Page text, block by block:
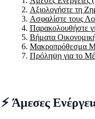
Αξιολογήστε τη
Ασφαλίστε τους
Παρακολουθήστε
Βήματα
Μακροπρόθεσμα
Πρόληψη για το
⚡ Άμεσες